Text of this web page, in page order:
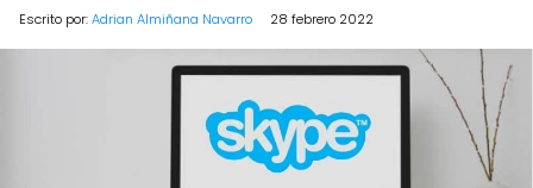
Escrito por:Adrian Almiñana Navarro 28 febrero 2022